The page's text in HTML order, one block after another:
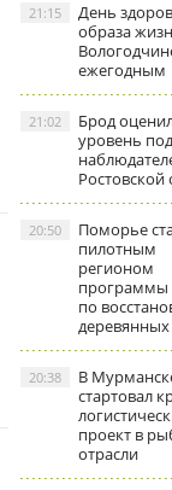
День
образа
ежегодным
21:15
Брод
уровень
Ростовской
21:02
Поморье
пилотным
регионом
программы
по
20:50
В
стартовал
проект в
отрасли
20:38